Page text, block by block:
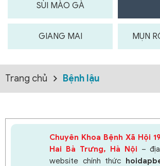
SÙI MÀO GÀ
GIANG MAI MỤN
Trang chủ Bệnh lậu
Chuyên Khoa Bệnh Xã Hội
Hai Bà Trưng, Hà Nội –
website chính thức